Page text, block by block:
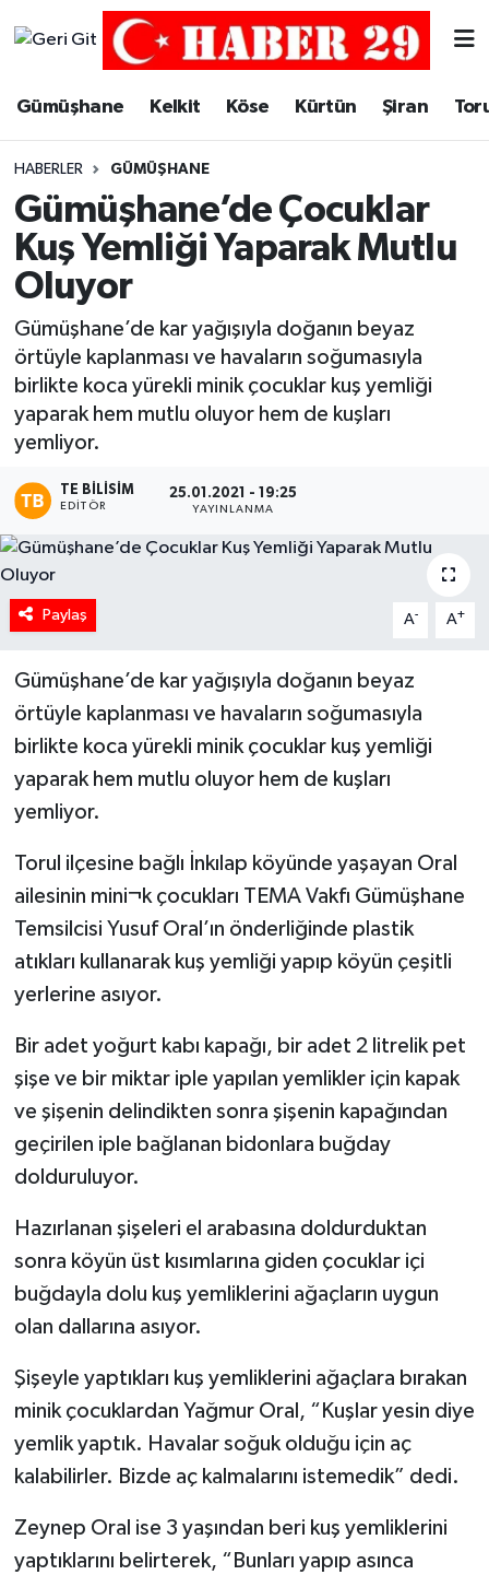
Gümüşhane Kelkit Köse Kürtün Şiran
HABERLER GÜMÜŞHANE
Gümüşhane’de Çocuklar
Kuş Yemliği Yaparak Mutlu
Oluyor
Gümüşhane’de kar yağışıyla doğanın beyaz
örtüyle kaplanması ve havaların soğumasıyla
birlikte koca yürekli minik çocuklar kuş yemliği
yaparak hem mutlu oluyor hem de kuşları
yemliyor.
TE BILISIM
EDITÖR
25.01.2021 - 19:25
YAYINLANMA
Paylaş A- A+
Gümüşhane’de kar yağışıyla doğanın beyaz
örtüyle kaplanması ve havaların soğumasıyla
birlikte koca yürekli minik çocuklar kuş yemliği
yaparak hem mutlu oluyor hem de kuşları
yemliyor.
Torul ilçesine bağlı İnkılap köyünde yaşayan Oral
ailesinin mini¬k çocukları TEMA Vakfı Gümüşhane
Temsilcisi Yusuf Oral’ın önderliğinde plastik
atıkları kullanarak kuş yemliği yapıp köyün çeşitli
yerlerine asıyor.
Bir adet yoğurt kabı kapağı, bir adet 2 litrelik pet
şişe ve bir miktar iple yapılan yemlikler için kapak
ve şişenin delindikten sonra şişenin kapağından
geçirilen iple bağlanan bidonlara buğday
dolduruluyor.
Hazırlanan şişeleri el arabasına doldurduktan
sonra köyün üst kısımlarına giden çocuklar içi
buğdayla dolu kuş yemliklerini ağaçların uygun
olan dallarına asıyor.
Şişeyle yaptıkları kuş yemliklerini ağaçlara bırakan
minik çocuklardan Yağmur Oral, “Kuşlar yesin diye
yemlik yaptık. Havalar soğuk olduğu için aç
kalabilirler. Bizde aç kalmalarını istemedik” dedi.
Zeynep Oral ise 3 yaşından beri kuş yemliklerini
yaptıklarını belirterek, “Bunları yapıp asınca
Merkez Trafik Yoğunluk Haritası
Süper Lig Puan Durumu ve Fikstür
Tüm Manşetler
Son Dakika Haberleri
Haber Arşivi